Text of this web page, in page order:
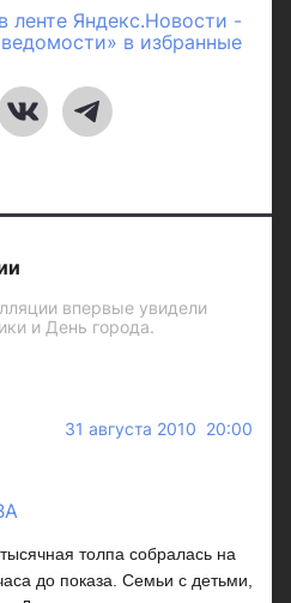
ленте Яндекс.Новости -
в избранные
впервые увидели
и День города.
31 августа 2010 20:00
толпа собралась на
до показа. Семьи с детьми,